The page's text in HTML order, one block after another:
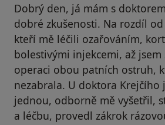
Dobrý den, já mám s
dobré zkušenosti. Na rozdíl
kteří mě léčili ozařováním,
bolestivými injekcemi, až jsem
operaci obou patních ostruh,
nezabrala. U doktora Krejčího
jednou, odborně mě vyšetřil,
a léčbu, provedl zákrok